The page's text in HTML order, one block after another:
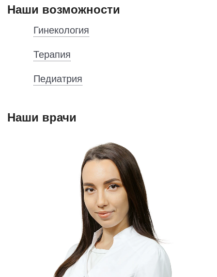
Наши возможности
Гинекология
Терапия
Педиатрия
Наши врачи